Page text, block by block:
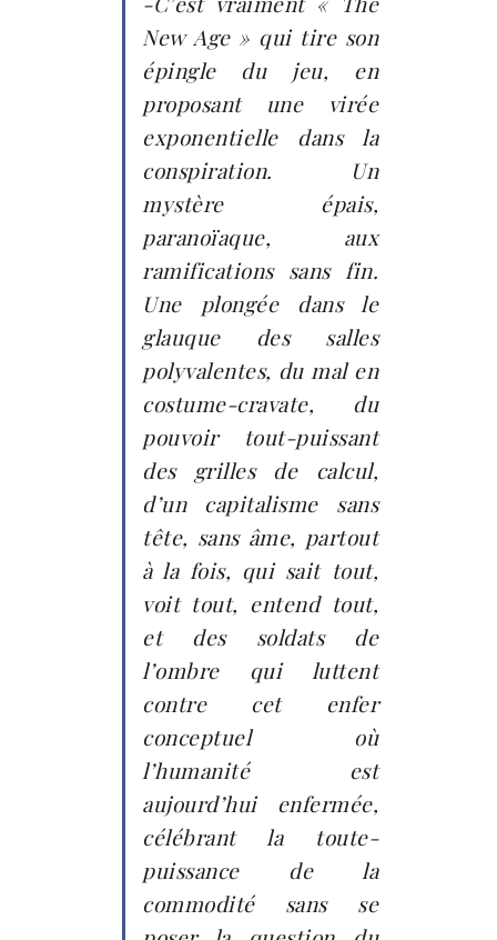
New Age » qui tire son
épingle du jeu, en
proposant une virée
exponentielle dans la
conspiration. Un
mystère épais,
paranoïaque, aux
ramifications sans fin.
Une plongée dans le
glauque des salles
polyvalentes, du mal en
costume-cravate, du
pouvoir tout-puissant
des grilles de calcul,
d’un capitalisme sans
tête, sans âme, partout
à la fois, qui sait tout,
voit tout, entend tout,
et des soldats de
l’ombre qui luttent
contre cet enfer
conceptuel où
l’humanité est
aujourd’hui enfermée,
célébrant la toute-
puissance de la
commodité sans se